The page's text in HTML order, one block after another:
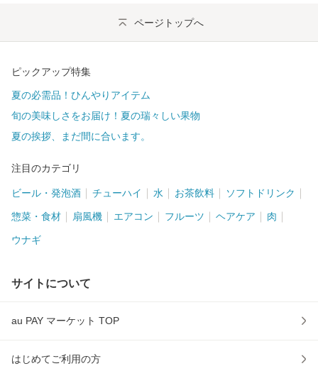
ページトップへ
ピックアップ特集
夏の必需品！ひんやりアイテム
旬の美味しさをお届け！夏の瑞々しい果物
夏の挨拶、まだ間に合います。
注目のカテゴリ
ビール・発泡酒 チューハイ 水 お茶飲料 ソフトドリンク
惣菜・食材 扇風機 エアコン フルーツ ヘアケア 肉
ウナギ
サイトについて
au PAY マーケット TOP
はじめてご利用の方